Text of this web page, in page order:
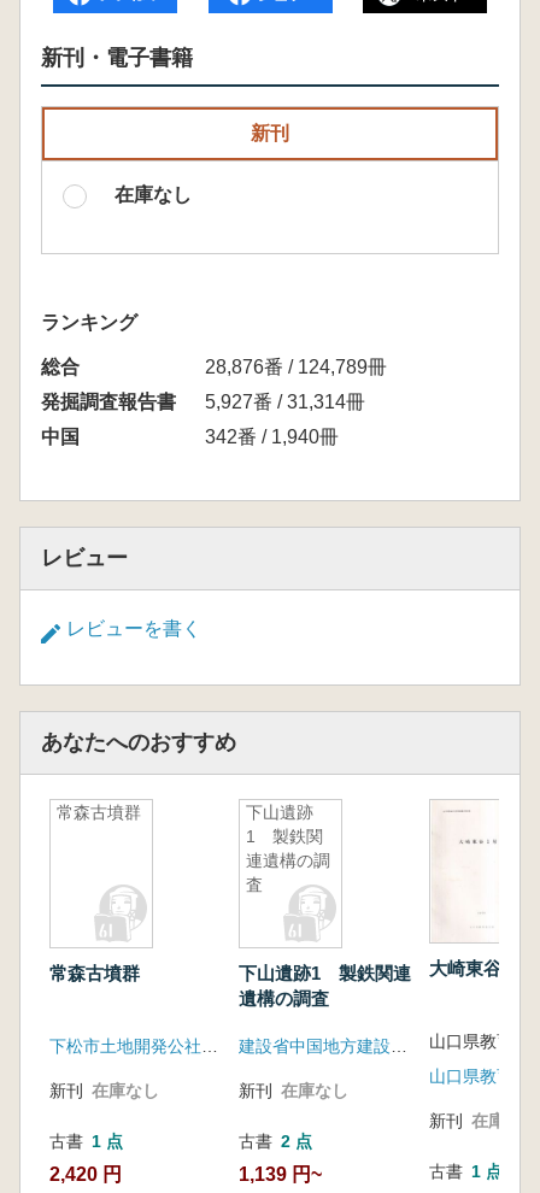
新刊・電子書籍
新刊
在庫なし
ランキング
総合
28,876番 / 124,789冊
発掘調査報告書
5,927番 / 31,314冊
中国
342番 / 1,940冊
レビュー
レビューを書く
あなたへのおすすめ
常森古墳群
常森古墳群
新刊 在庫なし
古書 1 点
2,420 円
下山遺跡
1 製鉄関
連遺構の調
査
下山遺跡1 製鉄関連
遺構の調査
新刊 在庫なし
古書 2 点
1,139 円~
大崎東谷1号
山口県教育委
新刊 在庫なし
古書 1 点